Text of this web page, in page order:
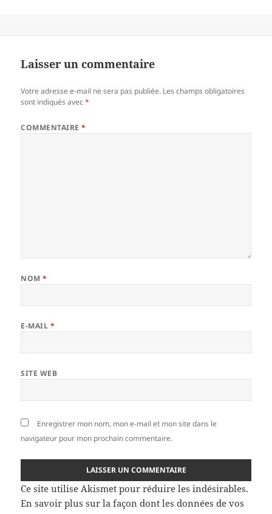
Laisser un commentaire
Votre adresse e-mail ne sera pas publiée. Les champs obligatoires
sont indiqués avec*
COMMENTAIRE*
NOM*
E-MAIL *
SITE WEB
Enregistrer mon nom, mon e-mail et mon site dans le
navigateur pour mon prochain commentaire.
Ce site utilise Akismet pour réduire les indésirables.
En savoir plus sur la façon dont les données de vos